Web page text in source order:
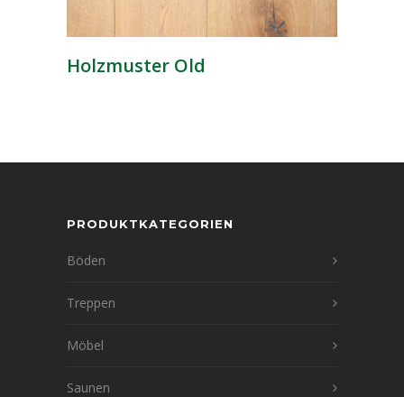
Holzmuster Old
PRODUKTKATEGORIEN
Böden
Treppen
Möbel
Saunen